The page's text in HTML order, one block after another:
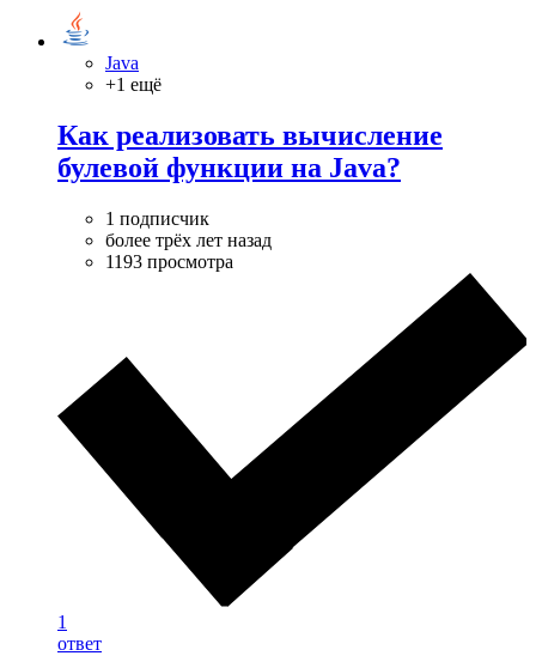
Java
+1 ещё
Как реализовать вычисление
булевой функции на Java?
1 подписчик
более трёх лет назад
1193 просмотра
1
ответ